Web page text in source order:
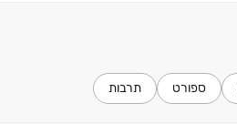
ספורט תרבות